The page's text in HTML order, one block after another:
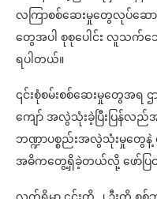
လကြာစစ်ဆေးမှုတွေလုပ်ဆော
တွေအပါ စုစုပေါင်း လူသက်
ရပါတယ်။
၎င်းစုံစမ်းစစ်ဆေးမှုတွေအရ ဌ
ကျော် အလွဲသုံးခဲ့ပြီးပြန်လ
ဘဏ္ဍာပစ္စည်းအလွဲသုံးမှုတွေ
အဓိကတွေ့ရှိခဲ့တယ်လို့ ဖော်ပြ